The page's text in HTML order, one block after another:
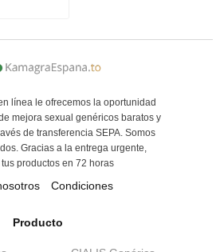
línea le ofrecemos la oportunidad
mejora sexual genéricos baratos y
de transferencia SEPA. Somos
Gracias a la entrega urgente,
productos en 72 horas
Condiciones
Producto